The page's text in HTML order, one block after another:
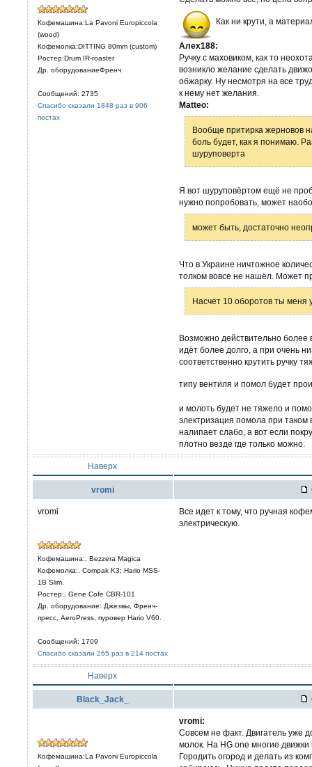
Кофемашина:La Pavoni Europiccola
(wood)
Кофемолка:DITTING 80mm (custom)
Ростер:Drum IR-roaster
Др. оборудованиеФренч
Сообщений: 2735
Спасибо сказали 1848 раз в 906
постах
Как ни крути, а
Алех188:
Ручку с маховиком, как то
возникло желание сделать
обжарку. Ну несмотря на все
к нему нет желания.
Matteo:
Вообще притирка жерновов
боль будет, как я понимаю.
шуруповерта
Я вот шуруповёртом ещё не
нужно попробовать, может
может быть, достаточно
Что в Украине ничтожное
толком вовсе не нашёл. Может
Насчет 10 оборотов ты меня
Возможно действительно
идёт более долго, а при очень
соответственно крутить ручку
типу вентиля и помол будет
и молоть будет не тяжело и
электризация помола при
налипает слабо, а вот если
плотно везде где только можно.
Наверх
vromi
vromi
Кофемашина:. Bezzera Magica
Кофемолка:. Compak K3; Hario MSS-
1B Slim.
Ростер:. Gene Cofe CBR-101
Др. оборудование: Джезвы, Френч-
пресс, AeroPress, пуровер Hario V60.
Сообщений: 1709
Спасибо сказали 265 раз в 214 постах
Все идет к тому, что ручная
электрическую.
Наверх
Black_Jack_
Кофемашина:La Pavoni Europiccola
vromi:
Совсем не факт. Двигатель уже
молок. На HG one многие движки
Городить огород и делать из